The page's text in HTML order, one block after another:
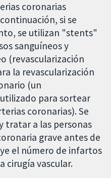
coronarias
si se
se utilizan "stents"
sanguíneos y
(revascularización
la revascularización
(un
para sortear
coronarias). Se
tratar a las personas
grave antes de
el número de infartos
cirugía vascular.